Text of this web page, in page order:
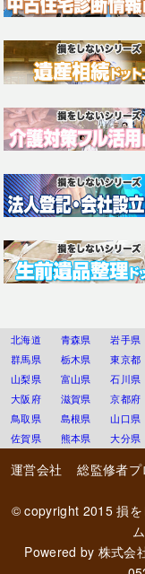
北海道 青森県 岩手県
群馬県
栃木県 東京都
山梨県
富山県 石川県
大阪府
滋賀県 京都府
鳥取県
島根県 山口県
佐賀県
熊本県 大分県
運営会社 総監修者
© copyright 2015損
ム
Powered by 株式会